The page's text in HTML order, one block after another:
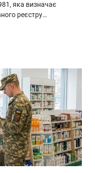
яка визначає
реєстру…